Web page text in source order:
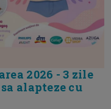
2026 - 3 zile
alapteze cu